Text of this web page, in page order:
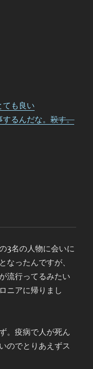
ても良い
するんだな。殺す。
3名の人物に会いに
なったんですが、
流行ってるみたい
ニアに帰りまし
。疫病で人が死ん
のでとりあえずス